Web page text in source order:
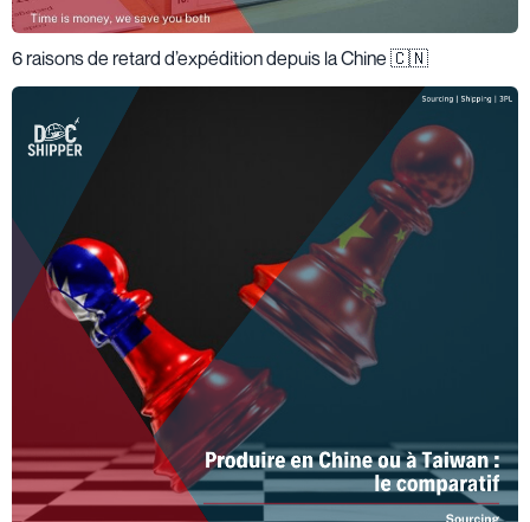
6 raisons de retard d’expédition depuis la Chine 🇨🇳